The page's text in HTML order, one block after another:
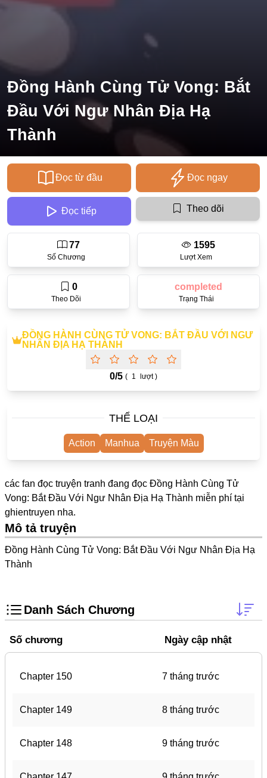
Isekai
#Chiếm Hữu Mạnh Mẽ
Sports
Comic
#Ngược Tâm
Gender Bender
One Shot
Yuri
Truyện Scan
#Trùng Sinh
Cưới Trước Yêu Sau
Trọng Sinh
Doujinshi
Thanh Xuân Vườn Trường
Shounen Ai
#Trâu Già Gặm Cỏ Non
Smut
Anime
Detective
Trinh Thám
Đồng Hành Cùng Tử Vong: Bắt
Đầu Với Ngư Nhân Địa Hạ
Thành
ĐỒNG HÀNH CÙNG TỬ VONG: BẮT ĐẦU VỚI NGƯ
NHÂN ĐỊA HẠ THÀNH
0/5 ( 1 lượt )
Số Chương
77
Lượt Xem
1595
Theo Dõi
0
Trạng Thái
completed
THỂ LOẠI
Action Manhua Truyện Màu
Đọc từ đầu Đọc ngay
Đọc tiếp Theo dõi
các fan đọc truyện tranh đang đọc Đồng Hành Cùng Tử
Vong: Bắt Đầu Với Ngư Nhân Địa Hạ Thành miễn phí tại
ghientruyen nha.
Mô tả truyện
Đồng Hành Cùng Tử Vong: Bắt Đầu Với Ngư Nhân Địa Hạ
Thành
Danh Sách Chương
Số chương Ngày cập nhật
Chapter 150 7 tháng trước
Chapter 149 8 tháng trước
Chapter 148 9 tháng trước